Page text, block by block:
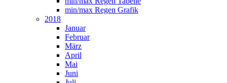
min/max Regen Grafik
2018
Januar
Februar
März
April
Mai
Juni